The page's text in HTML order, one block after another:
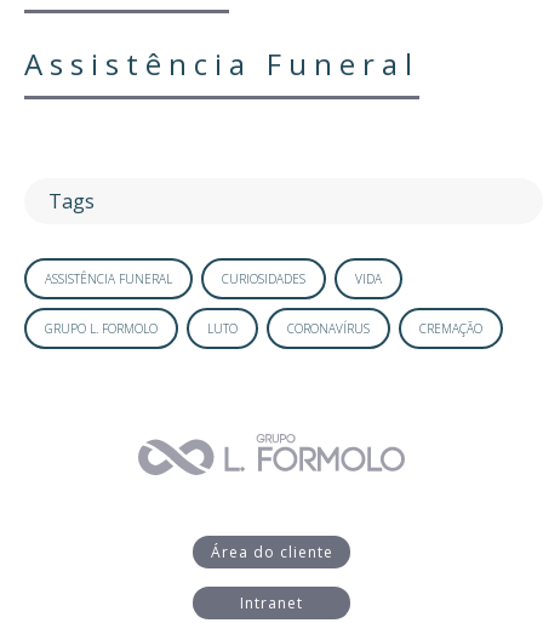
Assistência Funeral
Tags
ASSISTÊNCIA FUNERAL CURIOSIDADES VIDA
GRUPO L. FORMOLO LUTO CORONAVÍRUS CREMAÇÃO
Área do cliente
Intranet